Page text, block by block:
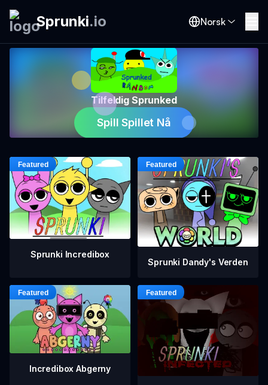
Sprunki.io Norsk
Tilfeldig Sprunked
Spill Spillet Nå
Sprunki Incredibox
Sprunki Dandy's Verden
Incredibox Abgerny